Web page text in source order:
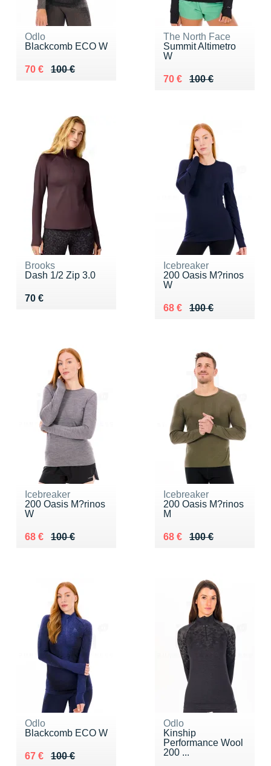
Odlo
Blackcomb ECO W
100 €
Au lieu de 100 €
70 €
Vendu 70 €
The North Face
Summit Altimetro
W
100 €
Au lieu de 100 €
70 €
Vendu 70 €
Brooks
Dash 1/2 Zip 3.0
70 €
Vendu 70 €
Icebreaker
200 Oasis M?rinos
W
100 €
Au lieu de 100 €
68 €
Vendu 68 €
Icebreaker
200 Oasis M?rinos
W
100 €
Au lieu de 100 €
68 €
Vendu 68 €
Icebreaker
200 Oasis M?rinos
M
100 €
Au lieu de 100 €
68 €
Vendu 68 €
Odlo
Blackcomb ECO W
100 €
Au lieu de 100 €
67 €
Vendu 67 €
Odlo
Kinship
Performance Wool
200 ...